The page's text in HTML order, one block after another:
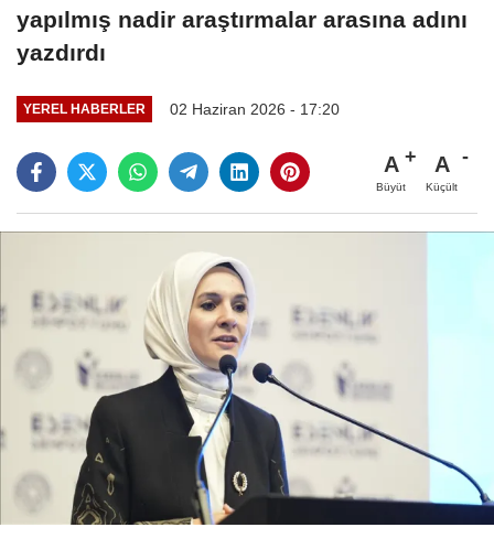
yapılmış nadir araştırmalar arasına adını
yazdırdı
YEREL HABERLER 02 Haziran 2026 - 17:20
A
Büyüt
A
Küçült